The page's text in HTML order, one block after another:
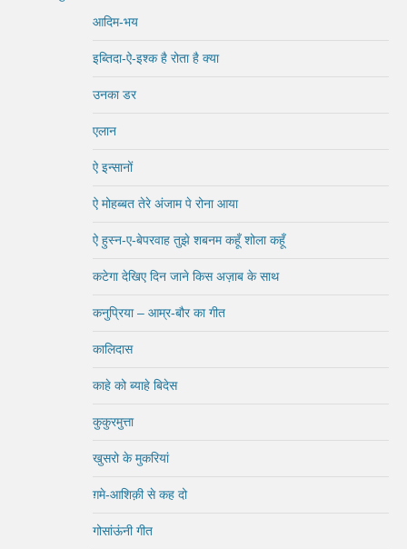
आदिम-भय
इब्तिदा-ऐ-इश्क है रोता है क्या
उनका डर
एलान
ऐ इन्सानों
ऐ मोहब्बत तेरे अंजाम पे रोना आया
ऐ हुस्न-ए-बेपरवाह तुझे शबनम कहूँ शोला कहूँ
कटेगा देखिए दिन जाने किस अज़ाब के साथ
कनुप्रिया – आम्र-बौर का गीत
कालिदास
काहे को ब्याहे बिदेस
कुकुरमुत्ता
खुसरो के मुकरियां
ग़मे-आशिक़ी से कह दो
गोसांऊंनी गीत